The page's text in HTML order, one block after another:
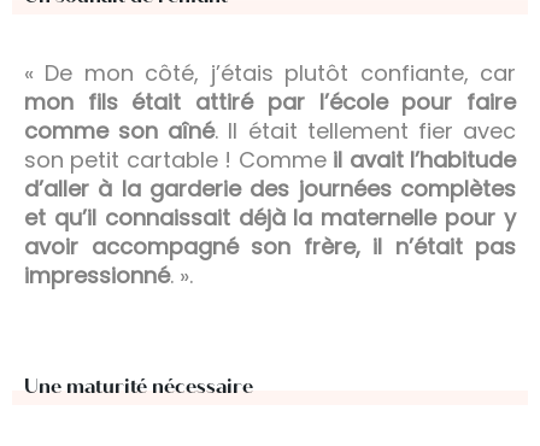
« De mon côté, j’étais plutôt confiante, car
mon fils était attiré par l’école pour faire
comme son aîné. Il était tellement fier avec
son petit cartable ! Comme il avait l’habitude
d’aller à la garderie des journées complètes
et qu’il connaissait déjà la maternelle pour y
avoir accompagné son frère, il n’était pas
impressionné. ».
Une maturité nécessaire